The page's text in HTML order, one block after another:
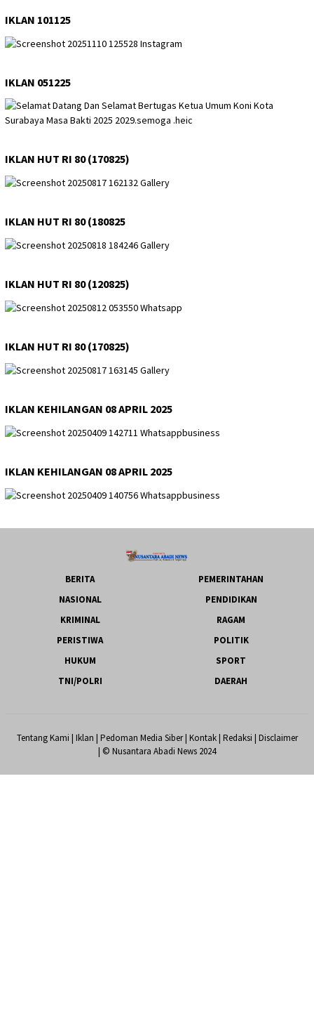
IKLAN 101125
IKLAN 051225
IKLAN HUT RI 80 (170825)
IKLAN HUT RI 80 (180825
IKLAN HUT RI 80 (120825)
IKLAN HUT RI 80 (170825)
IKLAN KEHILANGAN 08 APRIL 2025
IKLAN KEHILANGAN 08 APRIL 2025
BERITA
PEMERINTAHAN
NASIONAL
PENDIDIKAN
KRIMINAL
RAGAM
PERISTIWA
POLITIK
HUKUM
SPORT
TNI/POLRI
DAERAH
Tentang Kami | Iklan | Pedoman Media Siber| Kontak| Redaksi | Disclaimer
| © Nusantara Abadi News 2024